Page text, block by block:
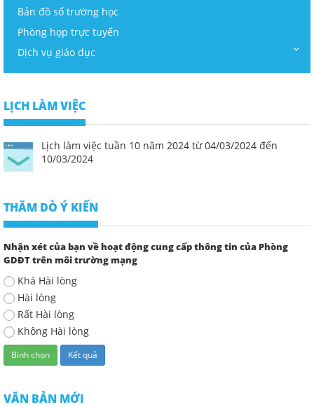
Bản đồ số trường học
Phòng họp trực tuyến
Dịch vụ giáo dục
LỊCH LÀM VIỆC
Lịch làm việc tuần 10 năm 2024 từ 04/03/2024 đến
10/03/2024
THĂM DÒ Ý KIẾN
Nhận xét của bạn về hoạt động cung cấp thông tin của Phòng
GDĐT trên môi trường mạng
Khá Hài lòng
Hài lòng
Rất Hài lòng
Không Hài lòng
VĂN BẢN MỚI